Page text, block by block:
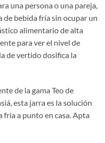
una persona o una pareja,
bebida fría sin ocupar un
alimentario de alta
para ver el nivel de
de vertido dosifica la
de la gama Teo de
esta jarra es la solución
fría a punto en casa. Apta